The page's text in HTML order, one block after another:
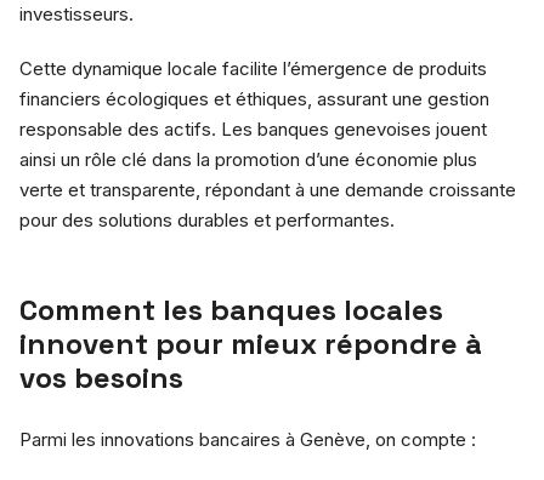
investisseurs.
Cette dynamique locale facilite l’émergence de produits
financiers écologiques et éthiques, assurant une gestion
responsable des actifs. Les banques genevoises jouent
ainsi un rôle clé dans la promotion d’une économie plus
verte et transparente, répondant à une demande croissante
pour des solutions durables et performantes.
Comment les banques locales
innovent pour mieux répondre à
vos besoins
Parmi les innovations bancaires à Genève, on compte :